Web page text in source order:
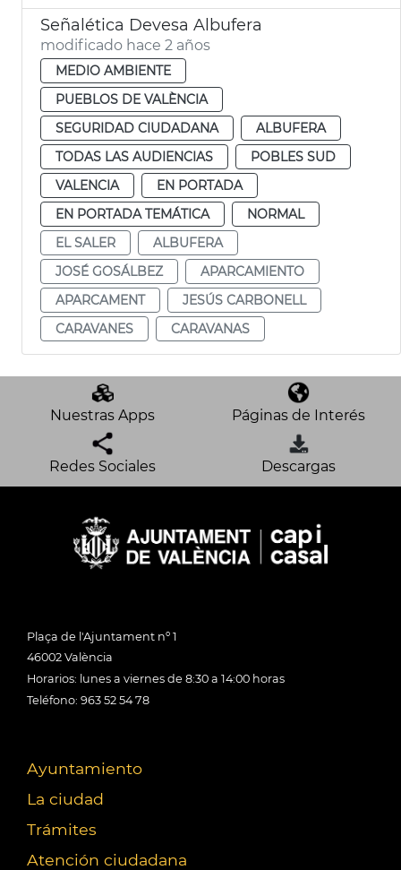
Señalética Devesa Albufera
modificado hace 2 años
MEDIO AMBIENTE
PUEBLOS DE VALÈNCIA
SEGURIDAD CIUDADANA
ALBUFERA
TODAS LAS AUDIENCIAS
POBLES SUD
VALENCIA
EN PORTADA
EN PORTADA TEMÁTICA
NORMAL
EL SALER
ALBUFERA
JOSÉ GOSÁLBEZ
APARCAMIENTO
APARCAMENT
JESÚS CARBONELL
CARAVANES
CARAVANAS
Nuestras Apps Páginas de Interés
Redes Sociales Descargas
Plaça de l'Ajuntament nº 1
46002 València
Horarios: lunes a viernes de 8:30 a 14:00 horas
Teléfono: 963 52 54 78
Ayuntamiento
La ciudad
Trámites
Atención ciudadana